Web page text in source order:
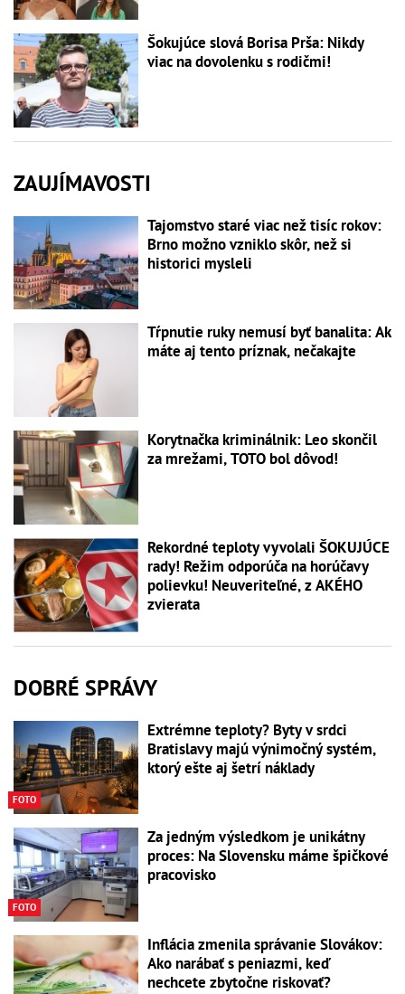
Šokujúce slová Borisa Prša: Nikdy
viac na dovolenku s rodičmi!
ZAUJÍMAVOSTI
Tajomstvo staré viac než tisíc rokov:
Brno možno vzniklo skôr, než si
historici mysleli
Tŕpnutie ruky nemusí byť banalita: Ak
máte aj tento príznak, nečakajte
Korytnačka kriminálnik: Leo skončil
za mrežami, TOTO bol dôvod!
Rekordné teploty vyvolali ŠOKUJÚCE
rady! Režim odporúča na horúčavy
polievku! Neuveriteľné, z AKÉHO
zvierata
DOBRÉ SPRÁVY
FOTO
Extrémne teploty? Byty v srdci
Bratislavy majú výnimočný systém,
ktorý ešte aj šetrí náklady
FOTO
Za jedným výsledkom je unikátny
proces: Na Slovensku máme špičkové
pracovisko
Inflácia zmenila správanie Slovákov:
Ako narábať s peniazmi, keď
nechcete zbytočne riskovať?